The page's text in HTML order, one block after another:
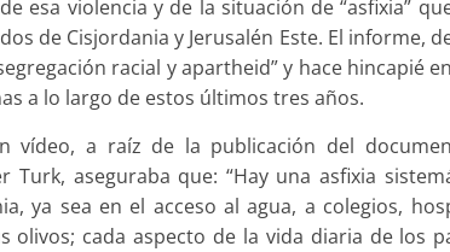
esa violencia y de la situación de “asfixia”
de Cisjordania y Jerusalén Este. El informe,
racial y apartheid” y hace hincapié
a lo largo de estos últimos tres años.
vídeo, a raíz de la publicación del
Turk, aseguraba que: “Hay una asfixia
ya sea en el acceso al agua, a colegios,
olivos; cada aspecto de la vida diaria de los